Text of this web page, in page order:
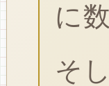
に
そ